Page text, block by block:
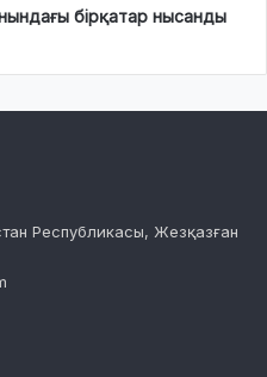
бірқатар нысанды
Республикасы, Жезқазған